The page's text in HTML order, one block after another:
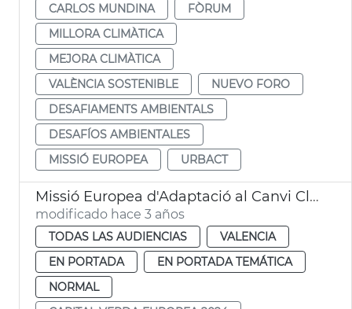
CARLOS MUNDINA
FÒRUM
MILLORA CLIMÀTICA
MEJORA CLIMÀTICA
VALÈNCIA SOSTENIBLE
NUEVO FORO
DESAFIAMENTS AMBIENTALS
DESAFÍOS AMBIENTALES
MISSIÓ EUROPEA
URBACT
Missió Europea d'Adaptació al Canvi Climàtic
modificado hace 3 años
TODAS LAS AUDIENCIAS
VALENCIA
EN PORTADA
EN PORTADA TEMÁTICA
NORMAL